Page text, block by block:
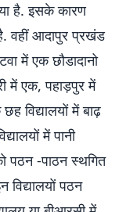
है. इसके कारण
है. वहीं आदापुर प्रखंड
में एक छौडादानो
में एक, पहाड़पुर में
विद्यालयों में बाढ़
में पानी
पठन -पाठन स्थगित
विद्यालयों पठन